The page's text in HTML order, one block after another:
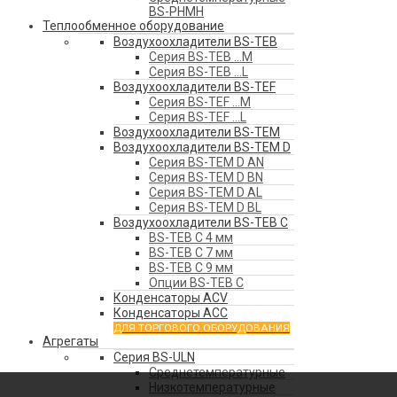
BS-PHMH
Теплообменное оборудование
Воздухоохладители BS-TEB
Серия BS-TEB …М
Серия BS-TEB …L
Воздухоохладители BS-TEF
Серия BS-TEF …М
Серия BS-TEF …L
Воздухоохладители BS-TEM
Воздухоохладители BS-TEM D
Серия BS-TEM D AN
Серия BS-TEM D BN
Серия BS-TEM D AL
Серия BS-TEM D BL
Воздухоохладители BS-TEB C
BS-TEB C 4 мм
BS-TEB C 7 мм
BS-TEB C 9 мм
Опции BS-TEB C
Конденсаторы АСV
Конденсаторы ACC
ДЛЯ ТОРГОВОГО ОБОРУДОВАНИЯ
Агрегаты
Серия BS-ULN
Среднетемпературные
Низкотемпературные